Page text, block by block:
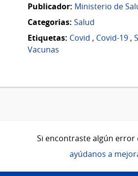
Publicador: Ministerio de
Categorias: Salud
Etiquetas: Covid , Covid-19 ,
Vacunas
Si encontraste algún error
ayúdanos a